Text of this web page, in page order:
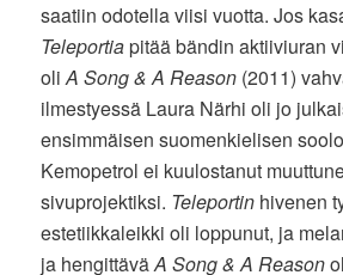
saatiin odotella viisi vuotta. Jos
Teleportiapitää bändin aktiiviuran
oliA Song & A Reason (2011)
ilmestyessä Laura Närhi oli jo
ensimmäisen suomenkielisen
Kemopetrol ei kuulostanut
sivuprojektiksi. Teleportin hivenen
estetiikkaleikki oli loppunut, ja
ja hengittäväA Song & A Reason